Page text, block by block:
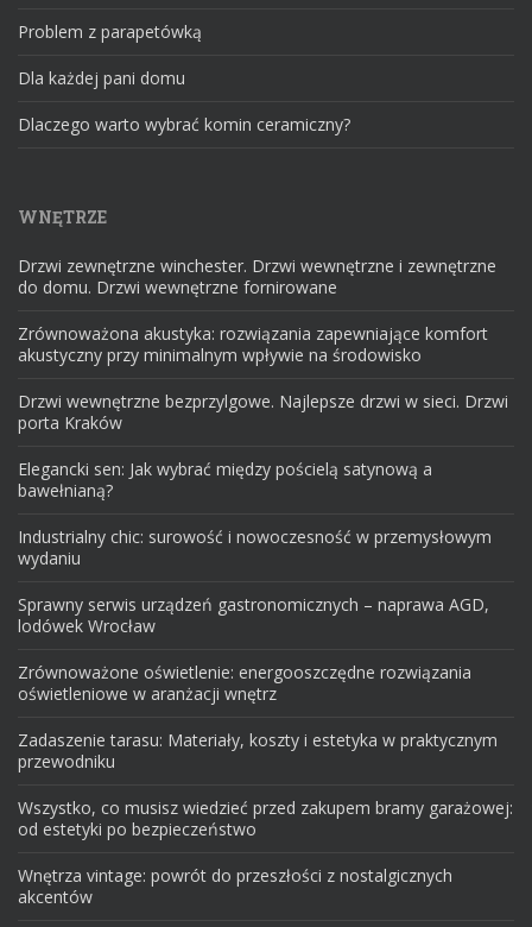
Problem z parapetówką
Dla każdej pani domu
Dlaczego warto wybrać komin ceramiczny?
WNĘTRZE
Drzwi zewnętrzne winchester. Drzwi wewnętrzne i zewnętrzne
do domu. Drzwi wewnętrzne fornirowane
Zrównoważona akustyka: rozwiązania zapewniające komfort
akustyczny przy minimalnym wpływie na środowisko
Drzwi wewnętrzne bezprzylgowe. Najlepsze drzwi w sieci. Drzwi
porta Kraków
Elegancki sen: Jak wybrać między pościelą satynową a
bawełnianą?
Industrialny chic: surowość i nowoczesność w przemysłowym
wydaniu
Sprawny serwis urządzeń gastronomicznych – naprawa AGD,
lodówek Wrocław
Zrównoważone oświetlenie: energooszczędne rozwiązania
oświetleniowe w aranżacji wnętrz
Zadaszenie tarasu: Materiały, koszty i estetyka w praktycznym
przewodniku
Wszystko, co musisz wiedzieć przed zakupem bramy garażowej:
od estetyki po bezpieczeństwo
Wnętrza vintage: powrót do przeszłości z nostalgicznych
akcentów